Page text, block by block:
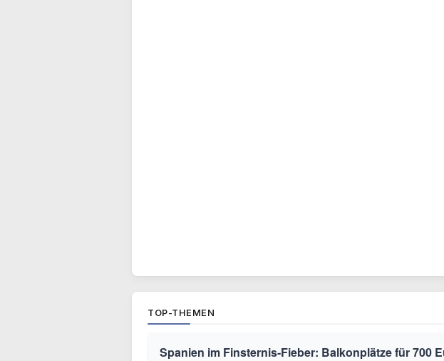
TOP-THEMEN
Spanien im Finsternis-Fieber: Balkonplätze für 700